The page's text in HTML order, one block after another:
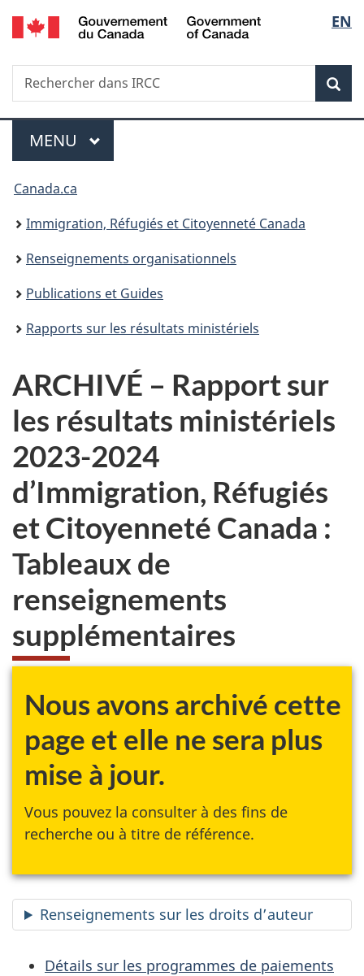
Passer
au
Passer
à
du
Passer
à
simplifiée
de
la
EN
Recherche
Rechercher
dans
Menu
MENU PRINCIPAL
Vous
êtes
ici :
Canada.ca
Immigration, Réfugiés et Citoyenneté Canada
Renseignements organisationnels
Publications et Guides
Rapports sur les résultats ministériels
ARCHIVÉ – Rapport sur
les résultats ministériels
2023-2024
d’Immigration, Réfugiés
et Citoyenneté Canada :
Tableaux de
renseignements
supplémentaires
Nous avons archivé cette
page et elle ne sera plus
mise à jour.
Vous pouvez la consulter à des fins de
recherche ou à titre de référence.
Renseignements sur les droits d’auteur
Détails sur les programmes de paiements